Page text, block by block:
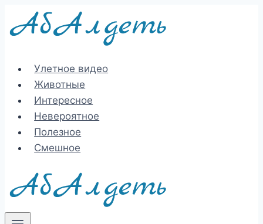
Перейти
Улетное видео
Животные
Интересное
Невероятное
Полезное
Смешное